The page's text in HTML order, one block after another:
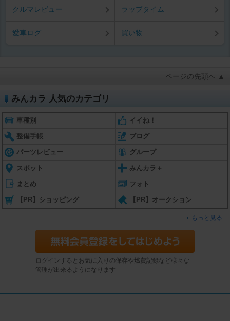
クルマレビュー ラップタイム
愛車ログ 買い物
ページの先頭へ ▲
みんカラ 人気のカテゴリ
車種別 イイね！
整備手帳 ブログ
パーツレビュー グループ
スポット みんカラ＋
まとめ フォト
【PR】ショッピング 【PR】オークション
もっと見る
ログインするとお気に入りの保存や燃費記録など様々な
管理が出来るようになります